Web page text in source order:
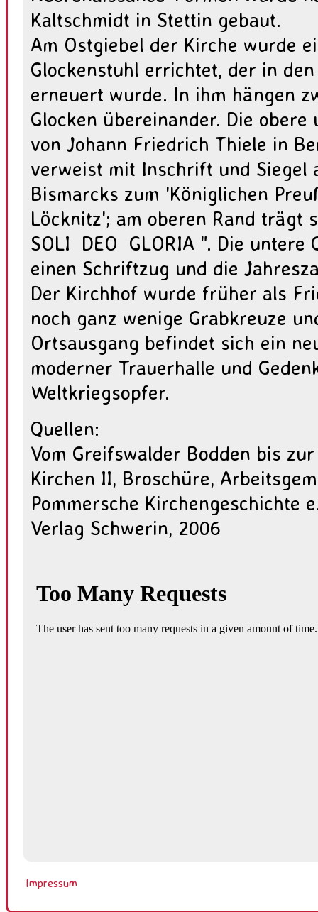
Kaltschmidt in Stettin gebaut.
Am Ostgiebel der Kirche wurde
Glockenstuhl errichtet, der in
erneuert wurde. In ihm hängen
Glocken übereinander. Die
von Johann Friedrich Thiele in
verweist mit Inschrift und Siegel
Bismarcks zum 'Königlichen
Löcknitz'; am oberen Rand trägt
SOLI DEO GLORIA ". Die untere
einen Schriftzug und die
Der Kirchhof wurde früher als
noch ganz wenige Grabkreuze
Ortsausgang befindet sich ein
moderner Trauerhalle und
Weltkriegsopfer.
Quellen:
Vom Greifswalder Bodden bis
Kirchen II, Broschüre,
Pommersche Kirchengeschichte
Verlag Schwerin, 2006
Impressum